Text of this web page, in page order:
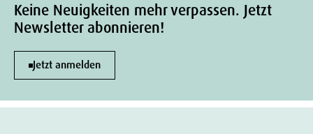
Keine Neuigkeiten mehr verpassen. Jetzt
Newsletter abonnieren!
Jetzt anmelden